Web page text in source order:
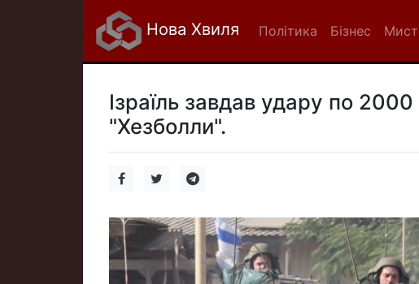
Нова Хвиля Політика Бізнес
Ізраїль завдав удару по
"Хезболли".